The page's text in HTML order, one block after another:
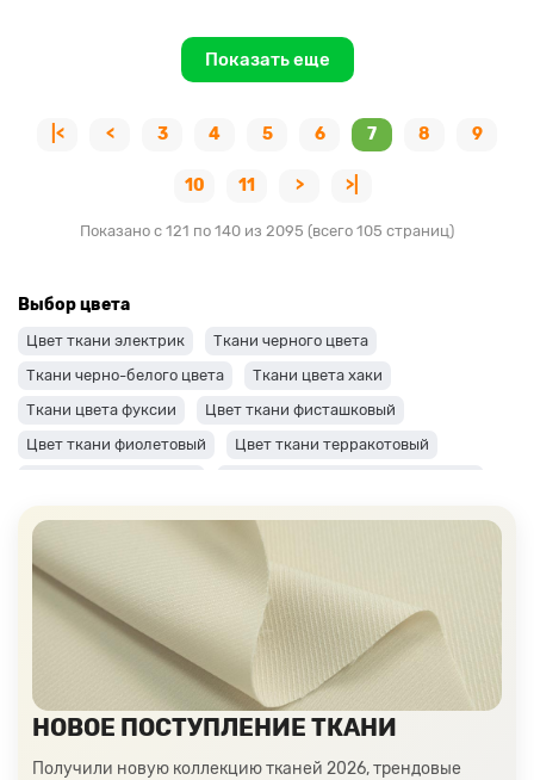
Показать еще
|< < 3 4 5 6 7 8 9
10 11 > >|
Показано с 121 по 140 из 2095 (всего 105 страниц)
Выбор цвета
Цвет ткани электрик
Ткани черного цвета
Ткани черно-белого цвета
Ткани цвета хаки
Ткани цвета фуксии
Цвет ткани фисташковый
Цвет ткани фиолетовый
Цвет ткани терракотовый
Цвет ткани салатовый
Цвет ткани розовый
Ткани цвета пудра
Ткани персикового цвета
Ткани оранжевого цвета
Ткани оливкового цвета
Цвет ткани мятный
Ткани цвета айвори, молочные оттенки
Ткани лимонного цвета
Ткани красного цвета разных оттенков
НОВОЕ ПОСТУПЛЕНИЕ ТКАНИ
Получили новую коллекцию тканей 2026, трендовые